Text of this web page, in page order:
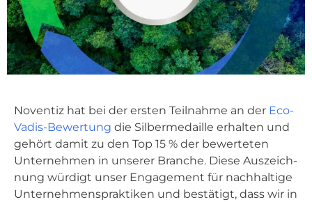
Noven­tiz hat bei der ers­ten Teil­nah­me an der Eco­
Va­dis-Bewer­tung die Sil­ber­me­dail­le erhal­ten und
gehört damit zu den Top 15 % der bewer­te­ten
Unter­neh­men in unse­rer Bran­che. Die­se Aus­zeich­
nung wür­digt unser Enga­ge­ment für nach­hal­ti­ge
Unter­neh­mens­prak­ti­ken und bestä­tigt, dass wir in